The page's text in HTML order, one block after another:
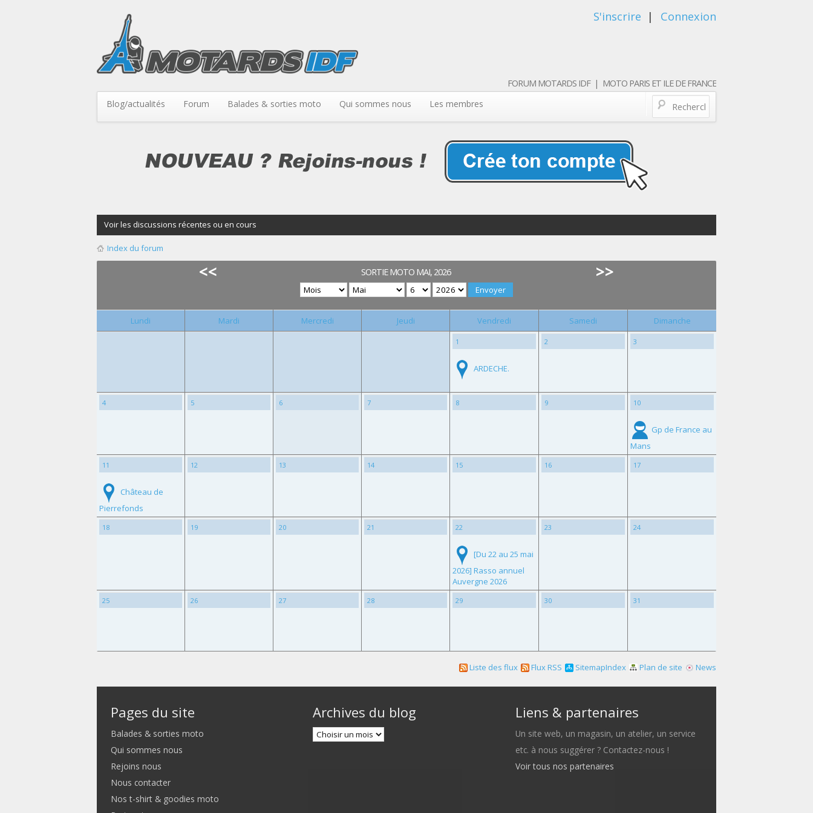
S'inscrire | Connexion
FORUM MOTARDS IDF | MOTO PARIS ET ILE DE FRANCE
Blog/actualités Forum Balades & sorties moto Qui sommes nous Les membres
Voir les discussions récentes ou en cours
Index du forum
<< SORTIE MOTO MAI, 2026 >>
Lundi Mardi Mercredi Jeudi Vendredi Samedi Dimanche
1
ARDECHE.
2 3
4 5 6 7 8 9 10
Gp de France au
Mans
11
Château de
Pierrefonds
12 13 14 15 16 17
18 19 20 21 22
[Du 22 au 25 mai
2026] Rasso annuel
Auvergne 2026
23 24
25 26 27 28 29 30 31
News
Plan de site
SitemapIndex
Flux RSS
Liste des flux
Pages du site
Balades & sorties moto
Qui sommes nous
Rejoins nous
Nous contacter
Nos t-shirt & goodies moto
Archives du blog Liens & partenaires
Un site web, un magasin, un atelier, un service
etc. à nous suggérer ? Contactez-nous !
Voir tous nos partenaires